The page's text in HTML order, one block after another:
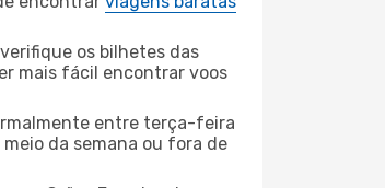
os bilhetes das
mais fácil encontrar voos
entre terça-feira
da semana ou fora de